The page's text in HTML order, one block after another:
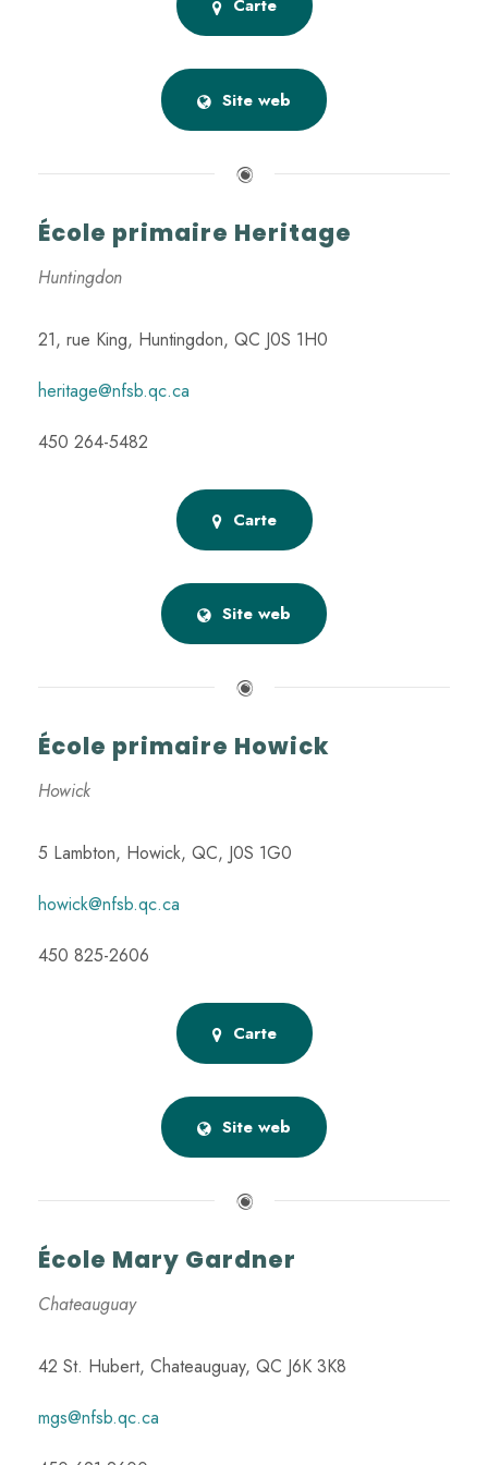
Carte
Site web
École primaire Heritage
Huntingdon
21, rue King, Huntingdon, QC J0S 1H0
heritage@nfsb.qc.ca
450 264-5482
Carte
Site web
École primaire Howick
Howick
5 Lambton, Howick, QC, J0S 1G0
howick@nfsb.qc.ca
450 825-2606
Carte
Site web
École Mary Gardner
Chateauguay
42 St. Hubert, Chateauguay, QC J6K 3K8
mgs@nfsb.qc.ca